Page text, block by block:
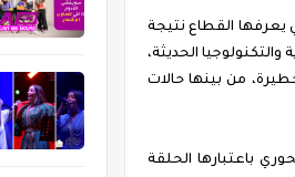
القطاع نتيجة
الحديثة،
من بينها حالات
باعتبارها الحلقة